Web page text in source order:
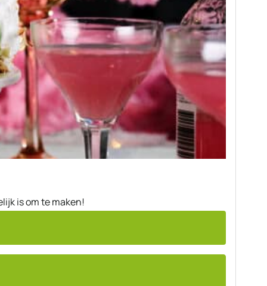
is om te maken!